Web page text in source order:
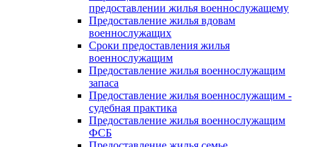
предоставлении жилья военнослужащему
Предоставление жилья вдовам
военнослужащих
Сроки предоставления жилья
военнослужащим
Предоставление жилья военнослужащим
запаса
Предоставление жилья военнослужащим -
судебная практика
Предоставление жилья военнослужащим
ФСБ